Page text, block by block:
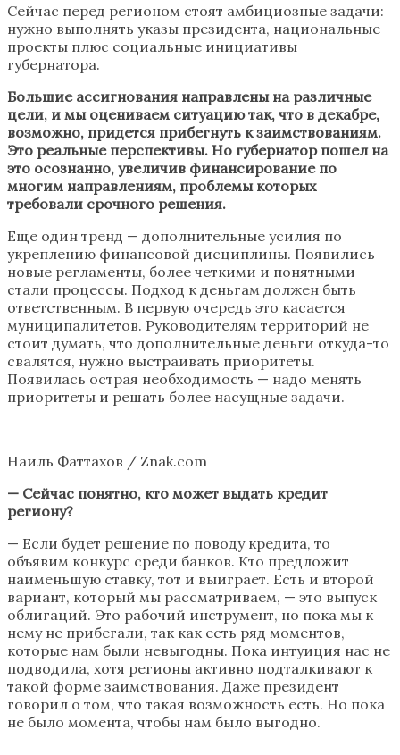
Сейчас перед регионом стоят амбициозные задачи:
нужно выполнять указы президента, национальные
проекты плюс социальные инициативы
губернатора.
Большие ассигнования направлены на различные
цели, и мы оцениваем ситуацию так, что в декабре,
возможно, придется прибегнуть к заимствованиям.
Это реальные перспективы. Но губернатор пошел на
это осознанно, увеличив финансирование по
многим направлениям, проблемы которых
требовали срочного решения.
Еще один тренд — дополнительные усилия по
укреплению финансовой дисциплины. Появились
новые регламенты, более четкими и понятными
стали процессы. Подход к деньгам должен быть
ответственным. В первую очередь это касается
муниципалитетов. Руководителям территорий не
стоит думать, что дополнительные деньги откуда-то
свалятся, нужно выстраивать приоритеты.
Появилась острая необходимость — надо менять
приоритеты и решать более насущные задачи.
Наиль Фаттахов / Znak.com
— Сейчас понятно, кто может выдать кредит
региону?
— Если будет решение по поводу кредита, то
объявим конкурс среди банков. Кто предложит
наименьшую ставку, тот и выиграет. Есть и второй
вариант, который мы рассматриваем, — это выпуск
облигаций. Это рабочий инструмент, но пока мы к
нему не прибегали, так как есть ряд моментов,
которые нам были невыгодны. Пока интуиция нас не
подводила, хотя регионы активно подталкивают к
такой форме заимствования. Даже президент
говорил о том, что такая возможность есть. Но пока
не было момента, чтобы нам было выгодно.